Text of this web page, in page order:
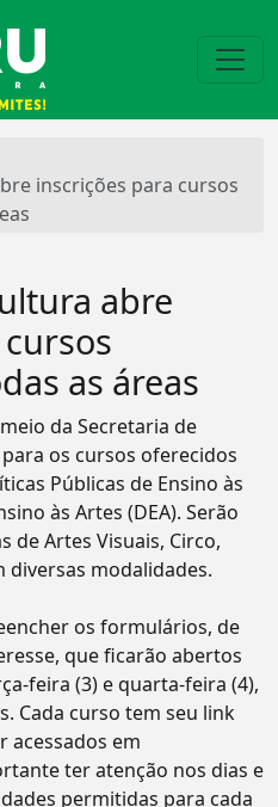
inscrições para cursos
abre
as áreas
da Secretaria de
os cursos oferecidos
Públicas de Ensino às
às Artes (DEA). Serão
de Artes Visuais, Circo,
diversas modalidades.
os formulários, de
que ficarão abertos
feira (3) e quarta-feira (4),
Cada curso tem seu link
acessados em
ter atenção nos dias e
permitidas para cada